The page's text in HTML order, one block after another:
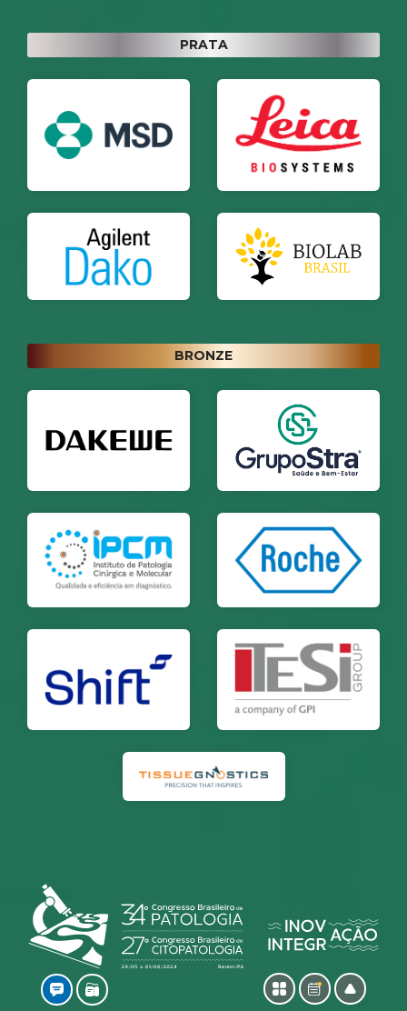
PRATA
BRONZE